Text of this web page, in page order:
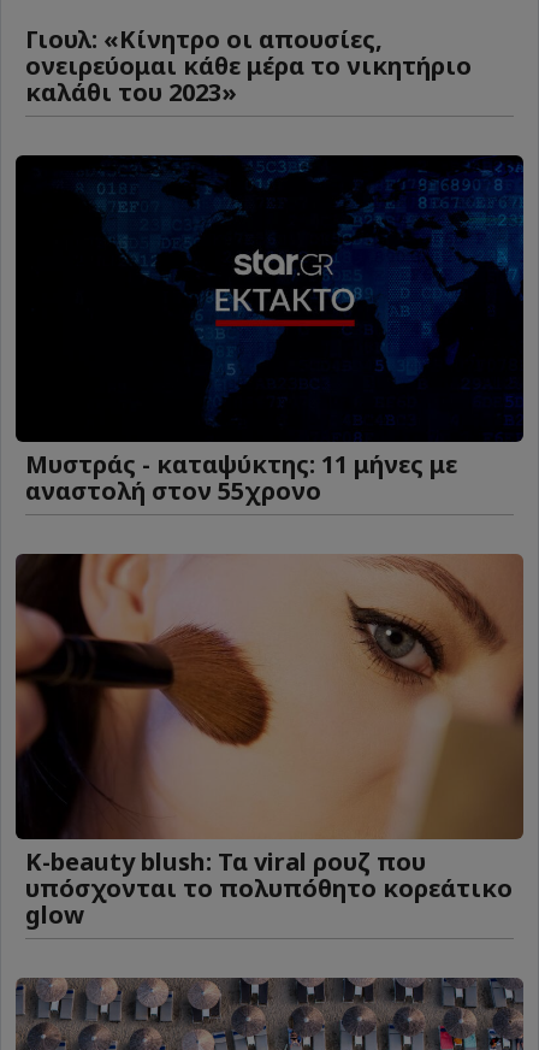
Γιουλ: «Κίνητρο οι απουσίες,
ονειρεύομαι κάθε μέρα το νικητήριο
καλάθι του 2023»
Μυστράς - καταψύκτης: 11 μήνες με
αναστολή στον 55χρονο
K-beauty blush: Τα viral ρουζ που
υπόσχονται το πολυπόθητο κορεάτικο
glow